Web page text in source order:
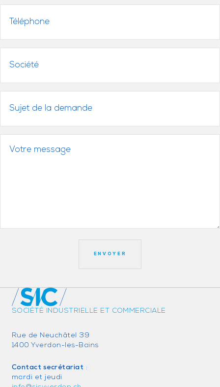
SOCIÉTÉ INDUSTRIELLE ET COMMERCIALE
Rue de Neuchâtel 39
1400 Yverdon-les-Bains
Contact secrétariat :
mardi et jeudi